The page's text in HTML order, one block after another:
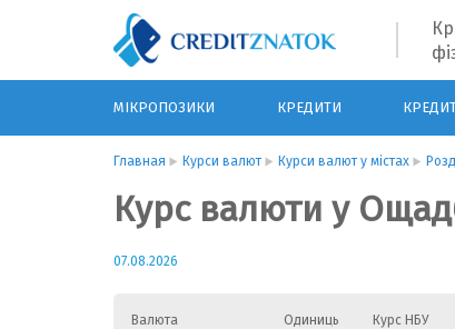
МІКРОПОЗИКИ КРЕДИТИ
Главная Курси валют Курси валют у містах
Курс валюти у
07.08.2026
Валюта Одиниць Курс НБУ